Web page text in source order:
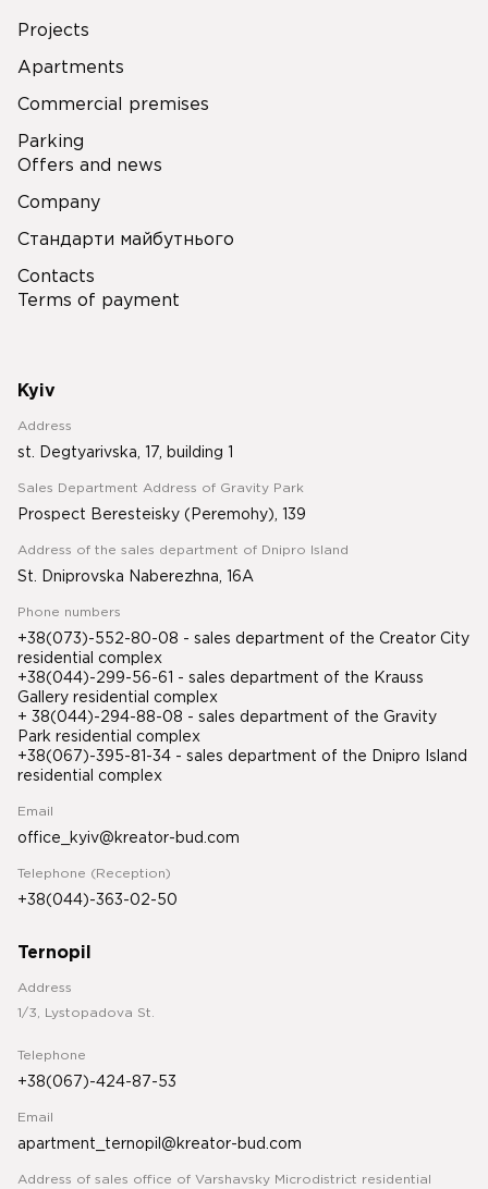
Projects
Apartments
Commercial premises
Parking
Offers and news
Company
Стандарти майбутнього
Contacts
Terms of payment
Kyiv
Address
st. Degtyarivska, 17, building 1
Sales Department Address of Gravity Park
Prospect Beresteisky (Peremohy), 139
Address of the sales department of Dnipro Island
St. Dniprovska Naberezhna, 16A
Phone numbers
+38(073)-552-80-08 - sales department of the Creator City
residential complex
+38(044)-299-56-61 - sales department of the Krauss
Gallery residential complex
+ 38(044)-294-88-08 - sales department of the Gravity
Park residential complex
+38(067)-395-81-34 - sales department of the Dnipro Island
residential complex
Email
office_kyiv@kreator-bud.com
Telephone (Reception)
+38(044)-363-02-50
Ternopil
Address
1/3, Lystopadova St.
Telephone
+38(067)-424-87-53
Email
apartment_ternopil@kreator-bud.com
Address of sales office of Varshavsky Microdistrict residential